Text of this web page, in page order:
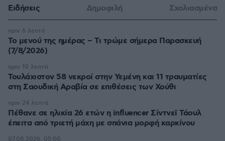
Ειδήσεις Δημοφιλή Σχολιασμένα
Το μενού της ημέρας – Τι τρώμε σήμερα Παρασκευή
(7/8/2026)
πριν 6 λεπτά
Τουλάχιστον 58 νεκροί στην Υεμένη και 11 τραυματίες
στη Σαουδική Αραβία σε επιθέσεις των Χούθι
πριν 10 λεπτά
Πέθανε σε ηλικία 26 ετών η influencer Σίντνεϊ Τάουλ
έπειτα από τριετή μάχη με σπάνια μορφή καρκίνου
πριν 24 λεπτά
07.08.2026, 05:00